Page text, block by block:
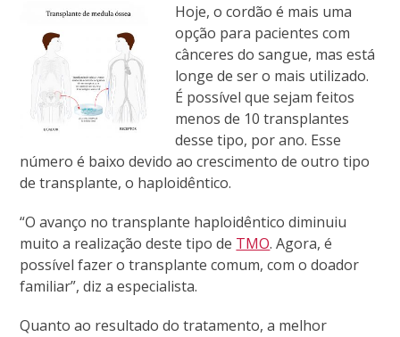
Hoje, o cordão é mais uma
opção para pacientes com
cânceres do sangue, mas está
longe de ser o mais utilizado.
É possível que sejam feitos
menos de 10 transplantes
desse tipo, por ano. Esse
número é baixo devido ao crescimento de outro tipo
de transplante, o haploidêntico.
“O avanço no transplante haploidêntico diminuiu
muito a realização deste tipo de TMO. Agora, é
possível fazer o transplante comum, com o doador
familiar”, diz a especialista.
Quanto ao resultado do tratamento, a melhor